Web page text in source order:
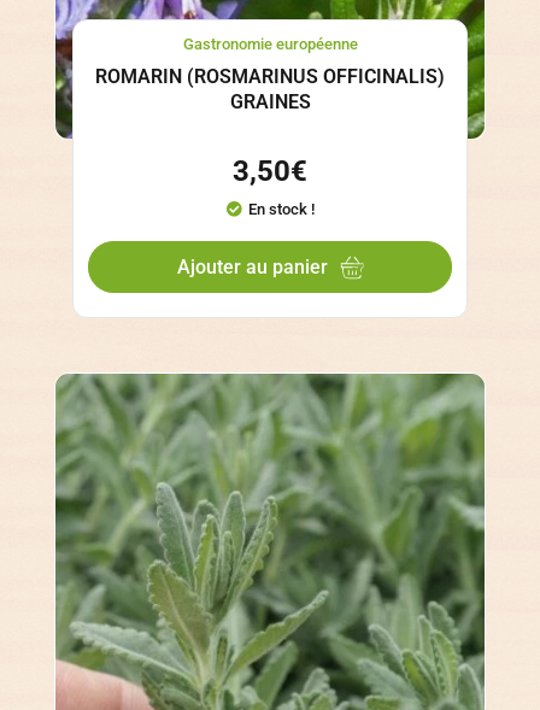
Gastronomie européenne
ROMARIN (ROSMARINUS OFFICINALIS)
GRAINES
3,50€
En stock !
Ajouter au panier